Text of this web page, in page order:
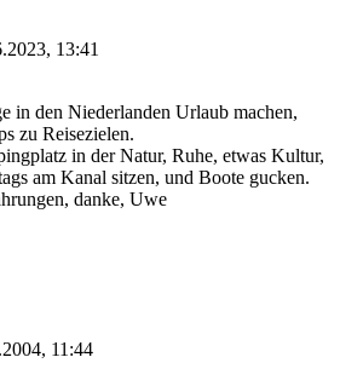
13:41
in den Niederlanden Urlaub machen,
zu Reisezielen.
in der Natur, Ruhe, etwas Kultur,
am Kanal sitzen, und Boote gucken.
danke, Uwe
11:44